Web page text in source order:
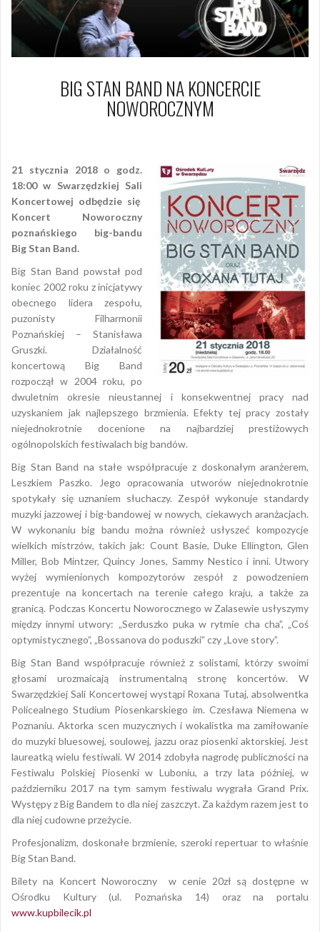
BIG STAN BAND NA KONCERCIE
NOWOROCZNYM
21 stycznia 2018 o godz.
18:00 w Swarzędzkiej Sali
Koncertowej odbędzie się
Koncert Noworoczny
poznańskiego big-bandu
Big Stan Band.
Big Stan Band powstał pod
koniec 2002 roku z inicjatywy
obecnego lidera zespołu,
puzonisty Filharmonii
Poznańskiej – Stanisława
Gruszki. Działalność
koncertową Big Band
rozpoczął w 2004 roku, po
dwuletnim okresie nieustannej i konsekwentnej pracy nad
uzyskaniem jak najlepszego brzmienia. Efekty tej pracy zostały
niejednokrotnie docenione na najbardziej prestiżowych
ogólnopolskich festiwalach big bandów.
Big Stan Band na stałe współpracuje z doskonałym aranżerem,
Leszkiem Paszko. Jego opracowania utworów niejednokrotnie
spotykały się uznaniem słuchaczy. Zespół wykonuje standardy
muzyki jazzowej i big-bandowej w nowych, ciekawych aranżacjach.
W wykonaniu big bandu można również usłyszeć kompozycje
wielkich mistrzów, takich jak: Count Basie, Duke Ellington, Glen
Miller, Bob Mintzer, Quincy Jones, Sammy Nestico i inni. Utwory
wyżej wymienionych kompozytorów zespół z powodzeniem
prezentuje na koncertach na terenie całego kraju, a także za
granicą. Podczas Koncertu Noworocznego w Zalasewie usłyszymy
między innymi utwory: „Serduszko puka w rytmie cha cha”, „Coś
optymistycznego”, „Bossanova do poduszki” czy „Love story”.
Big Stan Band współpracuje również z solistami, którzy swoimi
głosami urozmaicają instrumentalną stronę koncertów. W
Swarzędzkiej Sali Koncertowej wystąpi Roxana Tutaj, absolwentka
Policealnego Studium Piosenkarskiego im. Czesława Niemena w
Poznaniu. Aktorka scen muzycznych i wokalistka ma zamiłowanie
do muzyki bluesowej, soulowej, jazzu oraz piosenki aktorskiej. Jest
laureatką wielu festiwali. W 2014 zdobyła nagrodę publiczności na
Festiwalu Polskiej Piosenki w Luboniu, a trzy lata później, w
październiku 2017 na tym samym festiwalu wygrała Grand Prix.
Występy z Big Bandem to dla niej zaszczyt. Za każdym razem jest to
dla niej cudowne przeżycie.
Profesjonalizm, doskonałe brzmienie, szeroki repertuar to właśnie
Big Stan Band.
Bilety na Koncert Noworoczny w cenie 20zł są dostępne w
Ośrodku Kultury (ul. Poznańska 14) oraz na portalu
www.kupbilecik.pl